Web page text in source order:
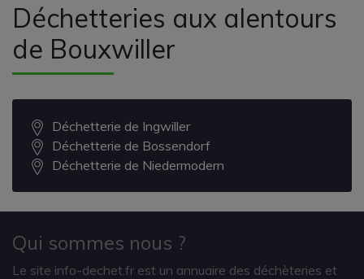
Déchetteries aux alentours
de Bouxwiller
Déchetterie de Ingwiller
Déchetterie de Bossendorf
Déchetterie de Niedermodern
Qui sommes nous ?
Le site info-dechet.fr est un annuaire des déchèteries et